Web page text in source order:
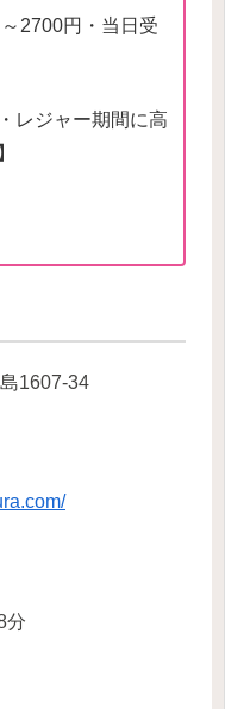
2700円・当日受
レジャー期間に高
1607-34
分